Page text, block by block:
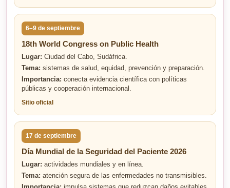
6–9 de septiembre
18th World Congress on Public Health
Lugar: Ciudad del Cabo, Sudáfrica.
Tema: sistemas de salud, equidad, prevención y preparación.
Importancia: conecta evidencia científica con políticas
públicas y cooperación internacional.
Sitio oficial
17 de septiembre
Día Mundial de la Seguridad del Paciente 2026
Lugar: actividades mundiales y en línea.
Tema: atención segura de las enfermedades no transmisibles.